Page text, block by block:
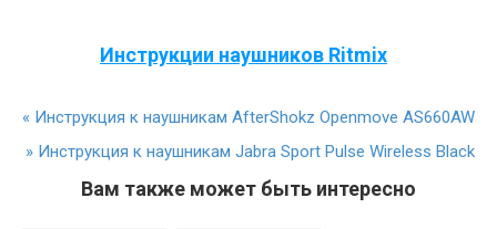
Инструкции наушников Ritmix
« Инструкция к наушникам AfterShokz Openmove AS660AW
» Инструкция к наушникам Jabra Sport Pulse Wireless Black
Вам также может быть интересно